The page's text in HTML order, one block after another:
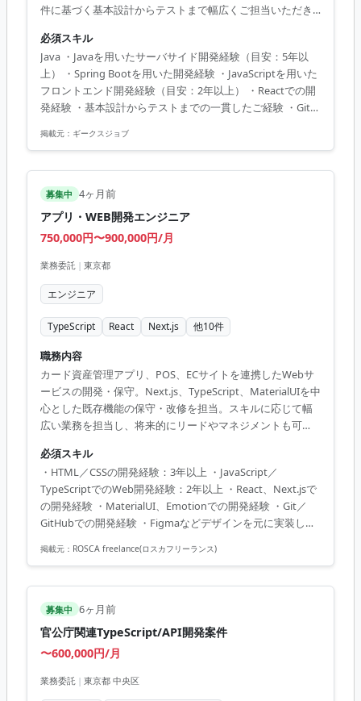
件に基づく基本設計からテストまで幅広くご担当いただき
クリティカルなシステムにおいて、JavaとReactを用いたフ
ルスタック開発の経験が積める希少な案件です。堅牢なバ
ックエンド設計手法とモダンなフロントエンド技術を両立
させるスキルは、今後のエンタープライズ領域における技
術リードやアーキテクトへのステップアップに直結しま
す。
必須スキル
Java ・Javaを用いたサーバサイド開発経験（目安：5年以
上） ・Spring Bootを用いた開発経験 ・JavaScriptを用いた
フロントエンド開発経験（目安：2年以上） ・Reactでの開
発経験 ・基本設計からテストまでの一貫したご経験 ・Gitの
決できる方
掲載元： ギークスジョブ
募集中 4ヶ月前
アプリ・WEB開発エンジニア
750,000円〜900,000円/月
業務委託 | 東京都
エンジニア
TypeScript React Next.js 他10件
職務内容
カード資産管理アプリ、POS、ECサイトを連携したWebサ
ービスの開発・保守。Next.js、TypeScript、MaterialUIを中
心とした既存機能の保守・改修を担当。スキルに応じて幅
広い業務を担当し、将来的にリードやマネジメントも可
必須スキル
・HTML／CSSの開発経験：3年以上 ・JavaScript／
TypeScriptでのWeb開発経験：2年以上 ・React、Next.jsで
の開発経験 ・MaterialUI、Emotionでの開発経験 ・Git／
GitHubでの開発経験 ・Figmaなどデザインを元に実装した
掲載元： ROSCA freelance(ロスカフリーランス)
募集中 6ヶ月前
官公庁関連TypeScript/API開発案件
〜600,000円/月
業務委託 | 東京都 中央区